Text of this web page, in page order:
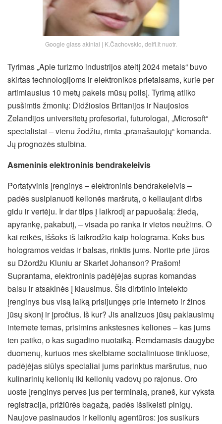
Google glass akiniai | K.Čachovskio, delfi.lt nuotr.
Tyrimas „Apie turizmo industrijos ateitį 2024 metais“ buvo
skirtas technologijoms ir elektronikos prietaisams, kurie per
artimiausius 10 metų pakeis mūsų poilsį. Tyrimą atliko
pusšimtis žmonių: Didžiosios Britanijos ir Naujosios
Zelandijos universitetų profesoriai, futurologai, „Microsoft“
specialistai – vienu žodžiu, rimta „pranašautojų“ komanda.
Jų prognozės stulbina.
Asmeninis elektroninis bendrakeleivis
Portatyvinis įrenginys – elektroninis bendrakeleivis –
padės susiplanuoti kelionės maršrutą, o keliaujant dirbs
gidu ir vertėju. Ir dar tilps į laikrodį arpapuošalą: žiedą,
apyrankę, pakabutį, – visada po ranka ir vietos neužims. O
kai reikės, iššoks iš laikrodžio kaip holograma. Koks bus
hologramos veidas ir balsas, rinktis jums. Norite prie jūros
su Džordžu Kluniu ar Skarlet Johanson? Prašom!
Suprantama, elektroninis padėjėjas supras komandas
balsu ir atsakinės į klausimus. Šis dirbtinio intelekto
įrenginys bus visą laiką prisijungęs prie interneto ir žinos
jūsų skonį ir įpročius. Iš kur? Jis analizuos jūsų paklausimų
internete temas, prisimins ankstesnes keliones – kas jums
ten patiko, o kas sugadino nuotaiką. Remdamasis daugybe
duomenų, kuriuos mes skelbiame socialiniuose tinkluose,
padėjėjas siūlys specialiai jums parinktus maršrutus, nuo
kulinarinių kelionių iki kelionių vadovų po rajonus. Oro
uoste įrenginys perves jus per terminalą, praneš, kur vyksta
registracija, prižiūrės bagažą, padės išsikeisti pinigų.
Naujove pasinaudos ir kelionių agentūros: jos susikurs